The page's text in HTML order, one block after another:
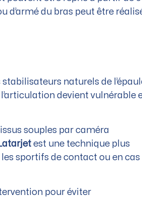
d’armé du bras peut être
naturels de
devient vulnérable
souples par caméra
est une technique plus
sportifs de contact ou en cas
pour éviter